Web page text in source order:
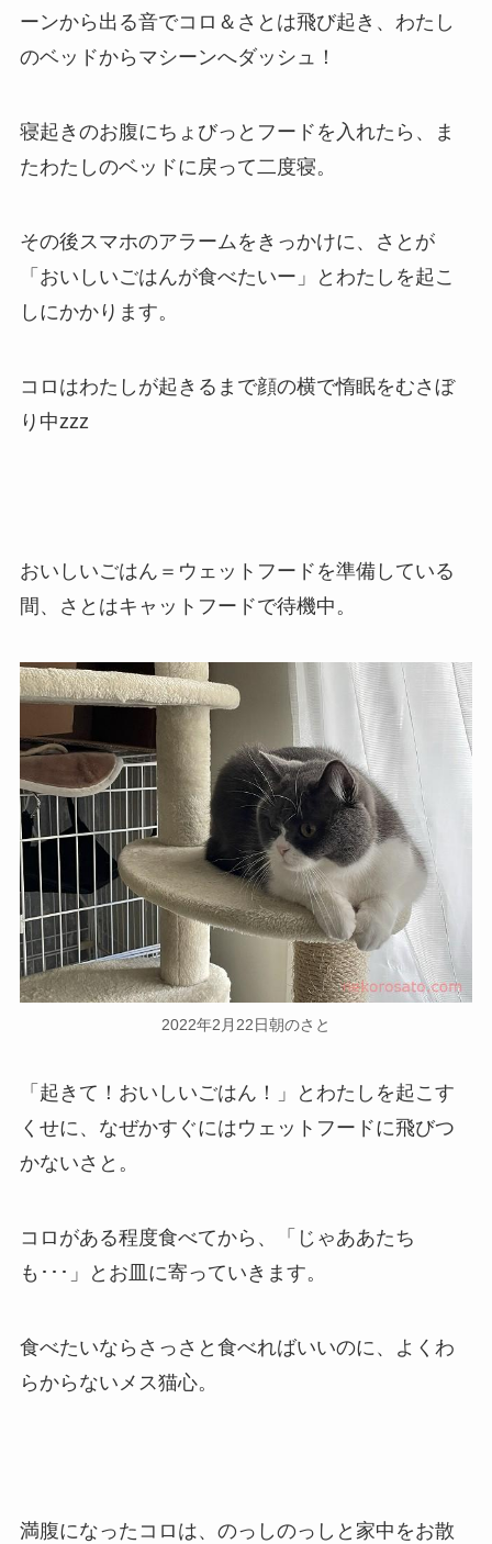
ーンから出る音でコロ＆さとは飛び起き、わたし
のベッドからマシーンへダッシュ！
寝起きのお腹にちょびっとフードを入れたら、ま
たわたしのベッドに戻って二度寝。
その後スマホのアラームをきっかけに、さとが
「おいしいごはんが食べたいー」とわたしを起こ
しにかかります。
コロはわたしが起きるまで顔の横で惰眠をむさぼ
り中zzz
おいしいごはん＝ウェットフードを準備している
間、さとはキャットフードで待機中。
2022年2月22日朝のさと
「起きて！おいしいごはん！」とわたしを起こす
くせに、なぜかすぐにはウェットフードに飛びつ
かないさと。
コロがある程度食べてから、「じゃああたち
も･･･」とお皿に寄っていきます。
食べたいならさっさと食べればいいのに、よくわ
らからないメス猫心。
満腹になったコロは、のっしのっしと家中をお散